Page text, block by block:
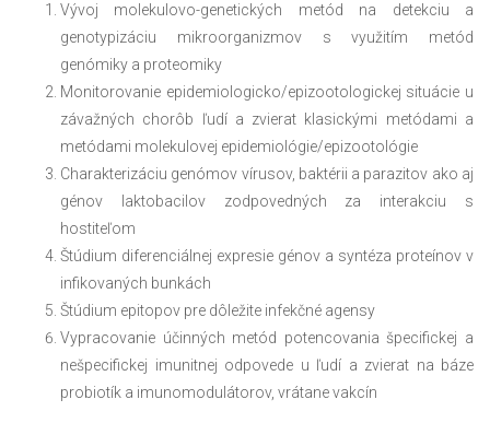
Vývoj molekulovo-genetických metód na detekciu a
genotypizáciu mikroorganizmov s využitím metód
genómiky a proteomiky
Monitorovanie epidemiologicko/epizootologickej situácie u
závažných chorôb ľudí a zvierat klasickými metódami a
metódami molekulovej epidemiológie/epizootológie
Charakterizáciu genómov vírusov, baktérii a parazitov ako aj
génov laktobacilov zodpovedných za interakciu s
hostiteľom
Štúdium diferenciálnej expresie génov a syntéza proteínov v
infikovaných bunkách
Štúdium epitopov pre dôležite infekčné agensy
Vypracovanie účinných metód potencovania špecifickej a
nešpecifickej imunitnej odpovede u ľudí a zvierat na báze
probiotík a imunomodulátorov, vrátane vakcín